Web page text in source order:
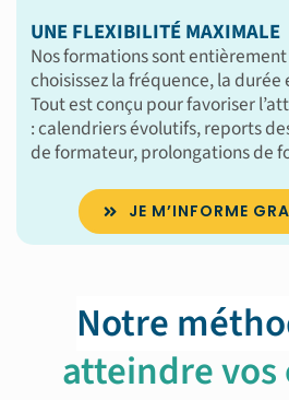
UNE FLEXIBILITÉ MAXIMALE
Nos formations sont
choisissez la fréquence, la durée
Tout est conçu pour favoriser
: calendriers évolutifs, reports
de formateur, prolongations de
JE M’INFORME
Notre
atteindre